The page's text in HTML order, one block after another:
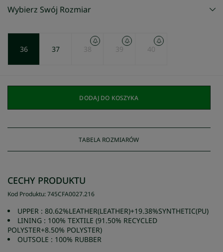
Wybierz Swój Rozmiar
36 37 38 39 40
DODAJ DO KOSZYKA
TABELA ROZMIARÓW
CECHY PRODUKTU
Kod Produktu:745CFA0027.216
UPPER : 80.62%LEATHER(LEATHER)+19.38%SYNTHETIC(PU)
LINING : 100% TEXTILE (91.50% RECYCLED
POLYSTER+8.50% POLYSTER)
OUTSOLE : 100% RUBBER